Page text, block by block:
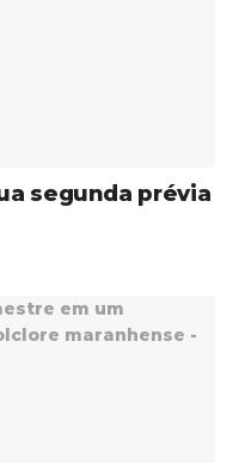
segunda prévia